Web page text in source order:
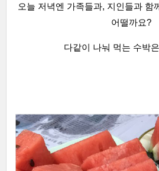
오늘 저녁엔 가족들과, 지인들과 함
어떨까요?
다같이 나눠 먹는 수박